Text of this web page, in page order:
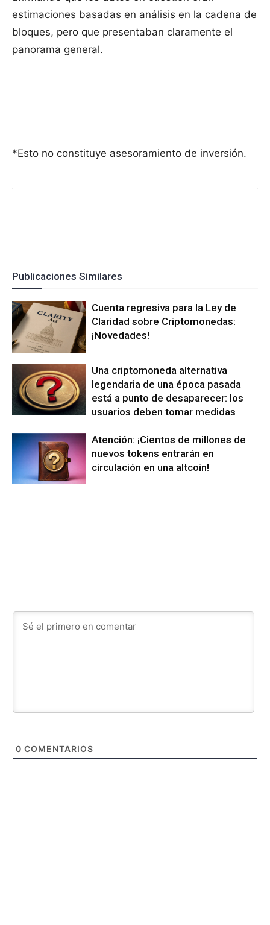
estimaciones basadas en análisis en la cadena de
bloques, pero que presentaban claramente el
panorama general.
*Esto no constituye asesoramiento de inversión.
Publicaciones Similares
Cuenta regresiva para la Ley de
Claridad sobre Criptomonedas:
¡Novedades!
Una criptomoneda alternativa
legendaria de una época pasada
está a punto de desaparecer: los
usuarios deben tomar medidas
Atención: ¡Cientos de millones de
nuevos tokens entrarán en
circulación en una altcoin!
0 COMENTARIOS